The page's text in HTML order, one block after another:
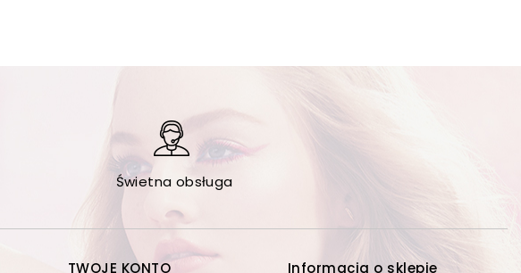
Świetna obsługa
TWOJE KONTO Informacja o sklepie